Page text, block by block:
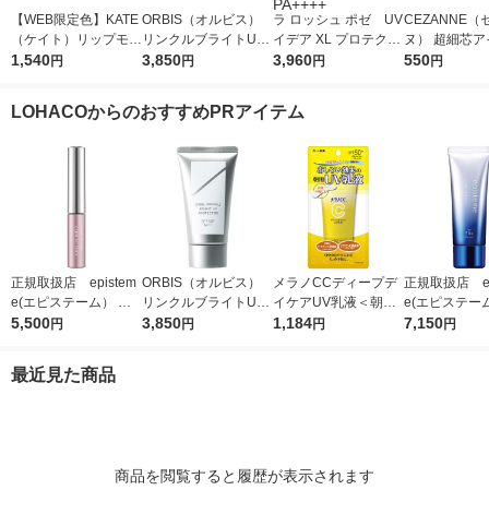
【WEB限定色】KATE
（ケイト）リップモン
スター 04 パンプキン
1,540円
ORBIS（オルビス）
リンクルブライトUV
プロテクター N 50g
3,850円
ラ ロッシュ ポゼ UV
イデア XL プロテクシ
ョントーンアップ ロ
3,960円
CEZANNE（
ヌ） 超細芯
ウ 03（ナチ
550円
LOHACOからのおすすめPRアイテム
正規取扱店 epistem
e(エピステーム） パ
ワライズラッシュセラ
5,500円
ORBIS（オルビス）
リンクルブライトUV
プロテクター N 50g
3,850円
メラノCCディープデ
イケアUV乳液＜朝用
日焼け止め乳液＞50g
1,184円
正規取扱店
e(エピステー
ワイトUVレ
7,150円
最近見た商品
商品を閲覧すると履歴が表示されます